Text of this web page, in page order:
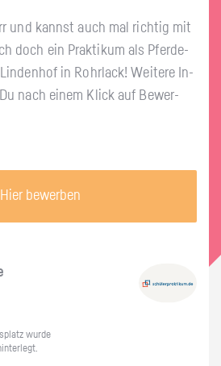
und kannst auch mal rich­tig mit
doch ein Prak­ti­kum als Pfer­de­
in Rohr­lack! Wei­te­re In­
nach einem Klick auf Be­wer­
Hier bewerben
wurde